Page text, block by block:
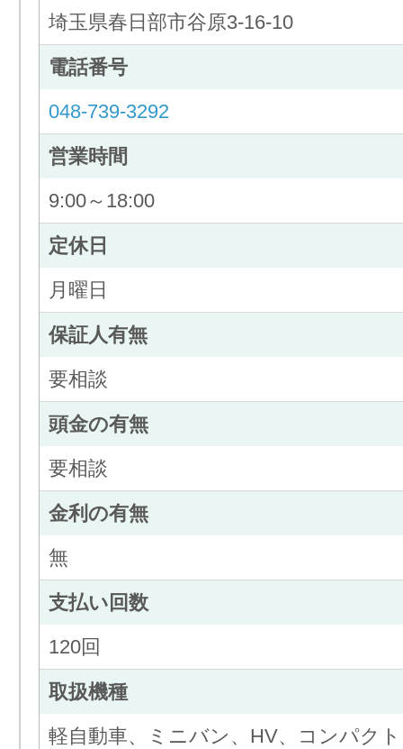
埼玉県春日部市谷原3-16-10
電話番号
048-739-3292
営業時間
9:00～18:00
定休日
月曜日
保証人有無
要相談
頭金の有無
要相談
金利の有無
無
支払い回数
120回
取扱機種
軽自動車、ミニバン、HV、コンパク